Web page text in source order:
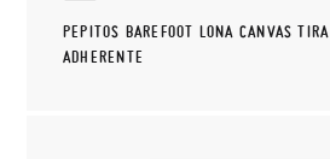
PEPITOS BAREFOOT LONA CANVAS TIRA
ADHERENTE